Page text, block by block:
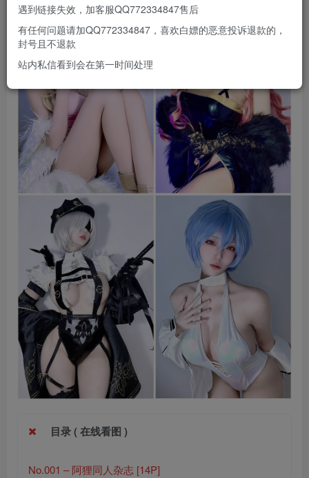
目录 ( 在线看图 )
No.001 – 阿狸同人杂志 [14P]
遇到链接失效，加客服QQ772334847售后
有任何问题请加QQ772334847，喜欢白嫖的恶意投诉退款的，
封号且不退款
站内私信看到会在第一时间处理